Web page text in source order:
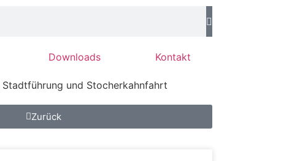
Downloads Kontakt
und Stocherkahnfahrt
Zurück